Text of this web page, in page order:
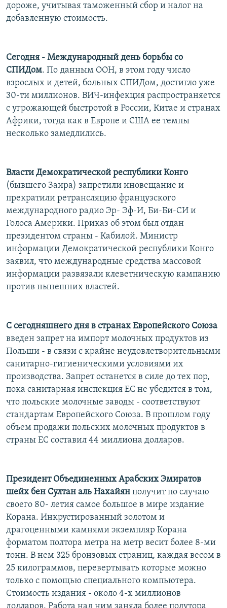
дороже, учитывая таможенный сбор и налог на
добавленную стоимость.
Сегодня - Международный день борьбы со
СПИДом. По данным ООН, в этом году число
взрослых и детей, больных СПИДом, достигло уже
30-ти миллионов. ВИЧ-инфекция распространяется
с угрожающей быстротой в России, Китае и странах
Африки, тогда как в Европе и США ее темпы
несколько замедлились.
Власти Демократической республики Конго
(бывшего Заира) запретили иновещание и
прекратили ретрансляцию французского
международного радио Эр- Эф-И, Би-Би-СИ и
Голоса Америки. Приказ об этом был отдан
президентом страны - Кабилой. Министр
информации Демократической республики Конго
заявил, что международные средства массовой
информации развязали клеветническую кампанию
против нынешних властей.
С сегодняшнего дня в странах Европейского Союза
введен запрет на импорт молочных продуктов из
Польши - в связи с крайне неудовлетворительными
санитарно-гигиеническими условиями их
производства. Запрет останется в силе до тех пор,
пока санитарная инспекция ЕС не убедится в том,
что польские молочные заводы - соответствуют
стандартам Европейского Союза. В прошлом году
объем продажи польских молочных продуктов в
страны ЕС составил 44 миллиона долларов.
Президент Объединенных Арабских Эмиратов
шейх бен Султан аль Нахайян получит по случаю
своего 80- летия самое большое в мире издание
Корана. Инкрустированный золотом и
драгоценными камнями экземпляр Корана
форматом полтора метра на метр весит более 8-ми
тонн. В нем 325 бронзовых страниц, каждая весом в
25 килограммов, перевертывать которые можно
только с помощью специального компьютера.
Стоимость издания - около 4-х миллионов